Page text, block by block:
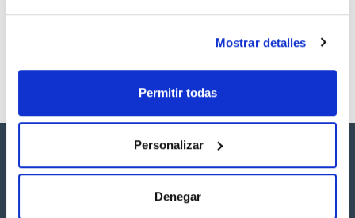
Mostrar detalles
Permitir todas
Personalizar
Denegar